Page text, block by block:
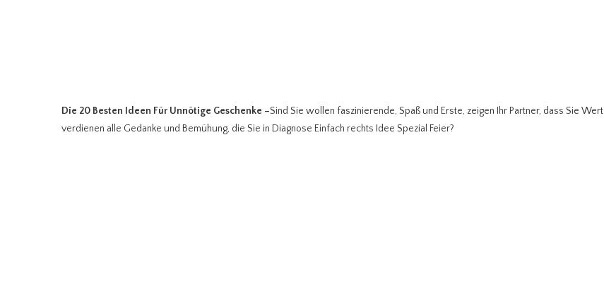
Die 20 Besten Ideen Für Unnötige Geschenke –Sind Sie wollen faszinierende, Spaß und Erste, zeigen Ihr Partner, dass Sie Wert
verdienen alle Gedanke und Bemühung, die Sie in Diagnose Einfach rechts Idee Spezial Feier?